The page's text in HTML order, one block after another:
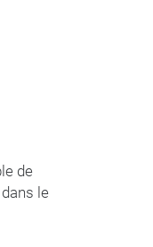
de
le